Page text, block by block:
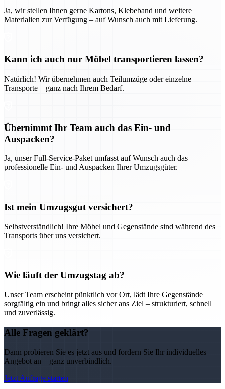
Ja, wir stellen Ihnen gerne Kartons, Klebeband und weitere
Materialien zur Verfügung – auf Wunsch auch mit Lieferung.
Kann ich auch nur Möbel transportieren lassen?
Natürlich! Wir übernehmen auch Teilumzüge oder einzelne
Transporte – ganz nach Ihrem Bedarf.
Übernimmt Ihr Team auch das Ein- und
Auspacken?
Ja, unser Full-Service-Paket umfasst auf Wunsch auch das
professionelle Ein- und Auspacken Ihrer Umzugsgüter.
Ist mein Umzugsgut versichert?
Selbstverständlich! Ihre Möbel und Gegenstände sind während des
Transports über uns versichert.
Wie läuft der Umzugstag ab?
Unser Team erscheint pünktlich vor Ort, lädt Ihre Gegenstände
sorgfältig ein und bringt alles sicher ans Ziel – strukturiert, schnell
und zuverlässig.
Alle Fragen geklärt?
Dann probieren Sie es jetzt aus und fordern Sie Ihr individuelles
Angebot an – ganz unverbindlich.
Jetzt Anfrage starten